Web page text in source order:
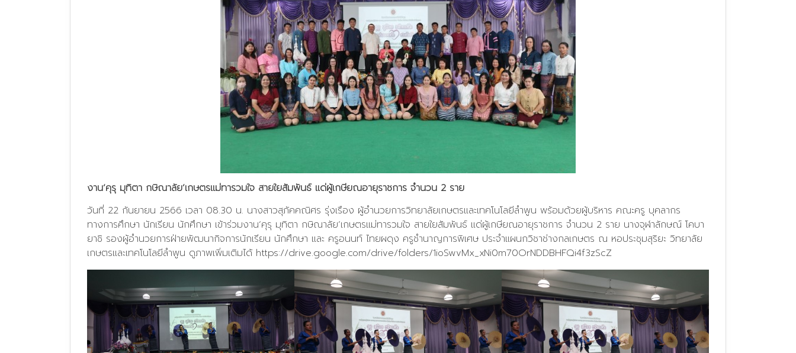
งาน‘คุรุ มุทิตา กษิณาลัย’เกษตรแม่ทารวมใจ สายใยสัมพันธ์ แด่ผู้เกษียณอายุราชการ จำนวน 2 ราย
วันที่ 22 กันยายน 2566 เวลา 08.30 น. นางสาวสุภัคคณิศร รุ่งเรือง ผู้อำนวยการวิทยาลัยเกษตรและเทคโนโลยีลำพูน พร้อมด้วยผู้บริหาร คณะครู บุคลากร
ทางการศึกษา นักเรียน นักศึกษา เข้าร่วมงาน‘คุรุ มุทิตา กษิณาลัย’เกษตรแม่ทารวมใจ สายใยสัมพันธ์ แด่ผู้เกษียณอายุราชการ จำนวน 2 ราย นางจุฬาลักษณ์ โคบา
ยาชิ รองผู้อำนวยการฝ่ายพัฒนากิจการนักเรียน นักศึกษา และ ครูอนนท์ ไทยผดุง ครูชำนาญการพิเศษ ประจำแผนกวิชาช่างกลเกษตร ณ หอประชุมสุริยะ วิทยาลัย
เกษตรและเทคโนโลยีลำพูน ดูภาพเพิ่มเติมได้ https://drive.google.com/drive/folders/1ioSwvMx_xNi0m70OrNDDBHFQi4f3zScZ